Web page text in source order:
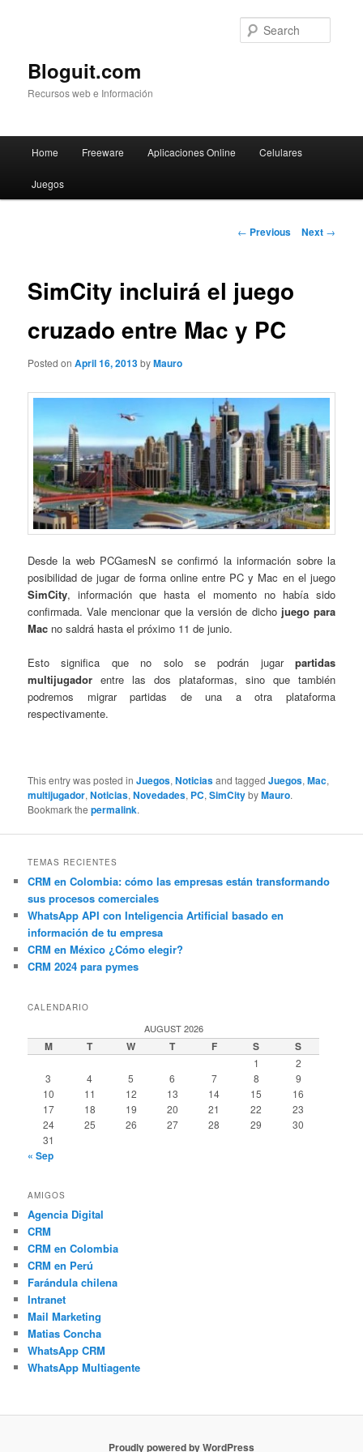
Bloguit.com
Recursos web e Información
Skip
to
Home Freeware Aplicaciones Online Celulares
Juegos
Post
← Previous Next →
SimCity incluirá el juego
cruzado entre Mac y PC
Posted onApril 16, 2013byMauro
Desde la web PCGamesN se confirmó la información sobre la
posibilidad de jugar de forma online entre PC y Mac en el juego
SimCity, información que hasta el momento no había sido
confirmada. Vale mencionar que la versión de dicho juego para
Mac no saldrá hasta el próximo 11 de junio.
Esto significa que no solo se podrán jugar partidas
multijugador entre las dos plataformas, sino que también
podremos migrar partidas de una a otra plataforma
respectivamente.
This entry was posted inJuegos,Noticiasand taggedJuegos,Mac,
multijugador,Noticias,Novedades, PC,SimCitybyMauro.
Bookmark thepermalink.
TEMAS RECIENTES
CRM en Colombia: cómo las empresas están transformando
sus procesos comerciales
WhatsApp API con Inteligencia Artificial basado en
información de tu empresa
CRM en México ¿Cómo elegir?
CRM 2024 para pymes
CALENDARIO
AUGUST 2026
M T W T F S S
1
2
3
4 5 6 7 8
9
10
11 12 13 14 15
16
17
18 19 20 21 22
23
24
25 26 27 28 29
30
31
« Sep
AMIGOS
Agencia Digital
CRM
CRM en Colombia
CRM en Perú
Farándula chilena
Intranet
Mail Marketing
Matias Concha
WhatsApp CRM
WhatsApp Multiagente
Proudly powered by WordPress